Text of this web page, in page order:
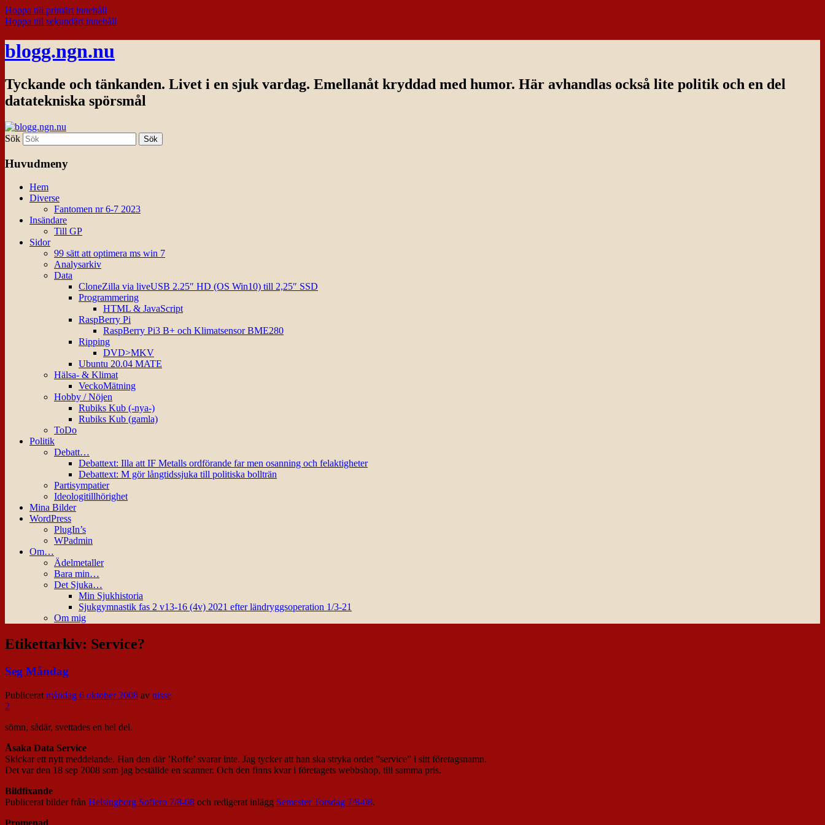
Hoppa till primärt innehåll
Hoppa till sekundärt innehåll
blogg.ngn.nu
Tyckande och tänkanden. Livet i en sjuk vardag. Emellanåt kryddad med humor. Här avhandlas också lite politik och en del
datatekniska spörsmål
Sök
Huvudmeny
Hem
Diverse
Fantomen nr 6-7 2023
Insändare
Till GP
Sidor
99 sätt att optimera ms win 7
Analysarkiv
Data
CloneZilla via liveUSB 2.25″ HD (OS Win10) till 2,25″ SSD
Programmering
HTML & JavaScript
RaspBerry Pi
RaspBerry Pi3 B+ och Klimatsensor BME280
Ripping
DVD>MKV
Ubuntu 20.04 MATE
Hälsa- & Klimat
VeckoMätning
Hobby / Nöjen
Rubiks Kub (-nya-)
Rubiks Kub (gamla)
ToDo
Politik
Debatt…
Debattext: Illa att IF Metalls ordförande far men osanning och felaktigheter
Debattext: M gör långtidssjuka till politiska bollträn
Partisympatier
Ideologitillhörighet
Mina Bilder
WordPress
PlugIn’s
WPadmin
Om…
Ädelmetaller
Bara min…
Det Sjuka…
Min Sjukhistoria
Sjukgymnastik fas 2 v13-16 (4v) 2021 efter ländryggsoperation 1/3-21
Om mig
Etikettarkiv: Service?
Seg Måndag
Publicerat måndag 6 oktober 2008 av nisse
2
sömn, sådär, svettades en hel del.
Åsaka Data Service
Skickar ett nytt meddelande. Han den där ’Roffe’ svarar inte. Jag tycker att han ska stryka ordet ”service” i sitt företagsnamn.
Det var den 18 sep 2008 som jag beställde en scanner. Och den finns kvar i företagets webbshop, till samma pris.
Bildfixande
Publicerat bilder från Helsingborg Sofiero 7/8-08 och redigerat inlägg Semester Torsdag 7/8-08.
Promenad